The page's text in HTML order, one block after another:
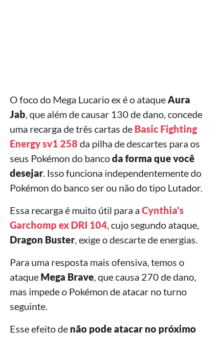
O foco do Mega Lucario ex é o ataqueAura
Jab, que além de causar 130 de dano, concede
uma recarga de três cartas de Basic Fighting
Energy sv1 258 da pilha de descartes para os
seus Pokémon do bancoda forma que você
desejar. Isso funciona independentemente do
Pokémon do banco ser ou não do tipo Lutador.
Essa recarga é muito útil para a Cynthia's
Garchomp ex DRI 104, cujo segundo ataque,
Dragon Buster, exige o descarte de energias.
Para uma resposta mais ofensiva, temos o
ataque Mega Brave, que causa 270 de dano,
mas impede o Pokémon de atacar no turno
seguinte.
Esse efeito de não pode atacar no próximo